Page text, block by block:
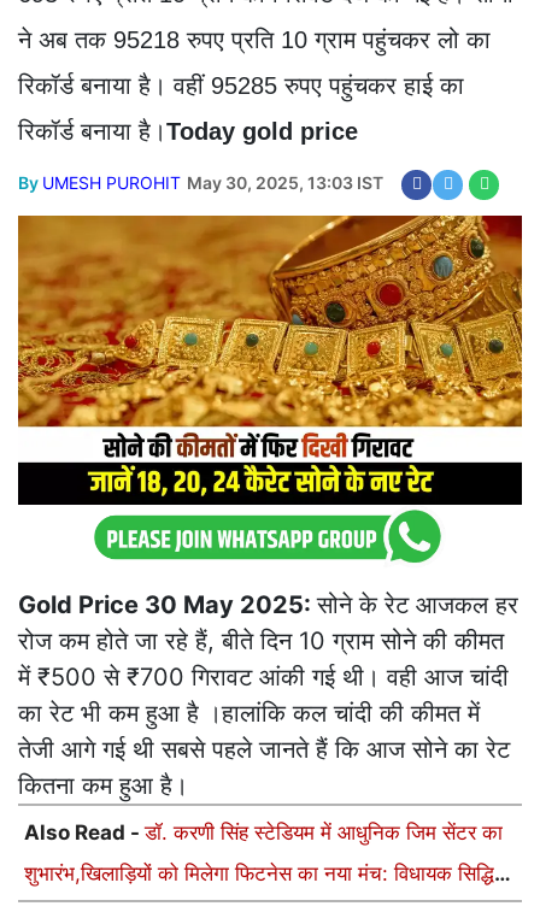
रिकॉर्ड बनाया है।Today gold price
ByUMESH PUROHIT May 30, 2025, 13:03 IST
Gold Price 30 May 2025:सोने के रेट आजकल हर
में ₹500 से ₹700 गिरावट आंकी गई थी। वही आज चांदी
का रेट भी कम हुआ है ।हालांकि कल चांदी की कीमत में
तेजी आगे गई थी सबसे पहले जानते हैं कि आज सोने का रेट
कितना कम हुआ है।
Also Read -
डॉ. करणी सिंह स्टेडियम में आधुनिक जिम सेंटर का
शुभारंभ,खिलाड़ियों को मिलेगा फिटनेस का नया मंच: विधायक सिद्धि
कुमारी